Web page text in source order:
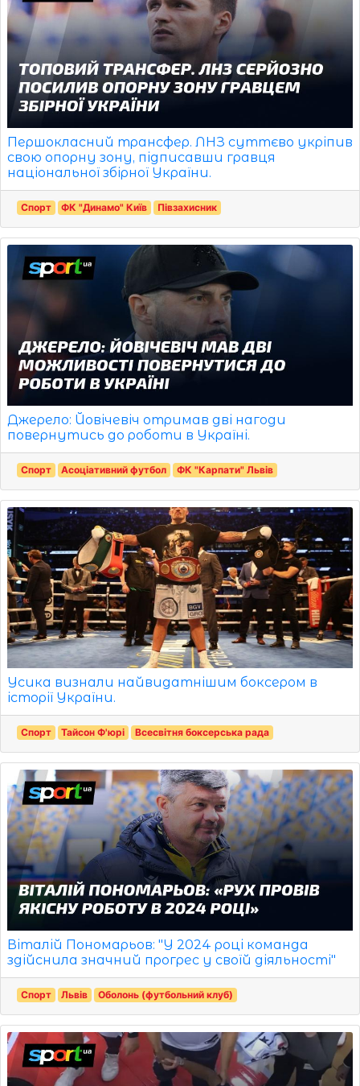
Першокласний трансфер. ЛНЗ суттєво укріпив
свою опорну зону, підписавши гравця
національної збірної України.
Спорт ФК "Динамо" Київ Півзахисник
Джерело: Йовічевіч отримав дві нагоди
повернутись до роботи в Україні.
Спорт Асоціативний футбол ФК "Карпати" Львів
Усика визнали найвидатнішим боксером в
історії України.
Спорт Тайсон Ф'юрі Всесвітня боксерська рада
Віталій Пономарьов: "У 2024 році команда
здійснила значний прогрес у своїй діяльності"
Спорт Львів Оболонь (футбольний клуб)